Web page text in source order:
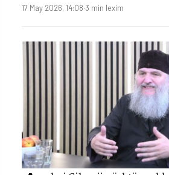
17 May 2026, 14:08·3 min lexim